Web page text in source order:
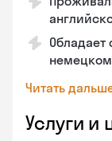
Обладает
Читать
Услуги и